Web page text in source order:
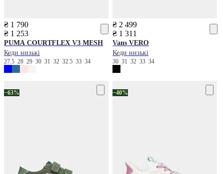
₴ 1 790
₴ 1 253
PUMA COURTFLEX V3 MESH
Кеди низькі
27.5 28 29 30 31 32 32.5 33 34
₴ 2 499
₴ 1 311
Vans VERO
Кеди низькі
3031323334
−63% −40%